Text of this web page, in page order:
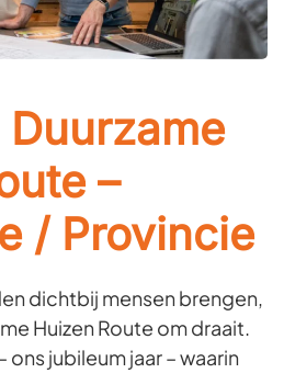
–
/ Provincie
dichtbij mensen brengen,
Huizen Route om draait.
ons jubileum jaar – waarin